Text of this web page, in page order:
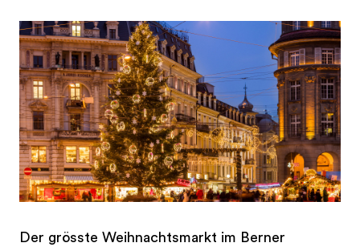
Der grösste Weihnachtsmarkt im Berner